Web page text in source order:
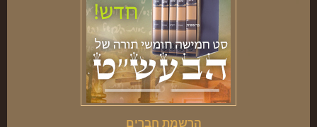
הרשמת חברים